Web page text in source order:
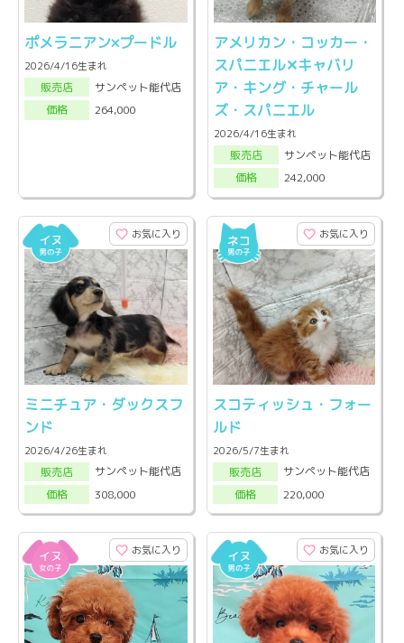
ポメラニアン×プードル
2026/4/16生まれ
販売店
サンペット能代店
価格
264,000
アメリカン・コッカー・
スパニエル✕キャバリ
ア・キング・チャール
ズ・スパニエル
2026/4/16生まれ
販売店
サンペット能代店
価格
242,000
お気に入り
ミニチュア・ダックスフ
ンド
2026/4/26生まれ
販売店
サンペット能代店
価格
308,000
お気に入り
スコティッシュ・フォー
ルド
2026/5/7生まれ
販売店
サンペット能代店
価格
220,000
お気に入り お気に入り